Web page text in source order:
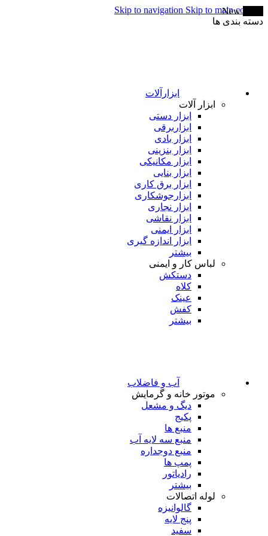
Skip to navigation Skip to main content
دسته بندی ها
ابزارآلات
ابزار آلات
ابزار دستی
ابزاربرقی
ابزار بادی
ابزار بنزینی
ابزار مکانیکی
ابزار بنایی
ابزار برق کاری
ابزارجوشکاری
ابزار نجاری
ابزار نقاشی
ابزار ایمنی
ابزار اندازه گیری
بیشتر
لباس کار و ایمنی
دستکش
کلاه
عینک
کفش
بیشتر
آب و فاضلاب
موتور خانه و گرمایش
دیگ و مشعل
پکیج
منبع ها
منبع سه لایه آب
منبع دوجداره
پمپ ها
رادیاتور
بیشتر
لوله اتصالات
گالوانیزه
پنج لایه
سفید
New